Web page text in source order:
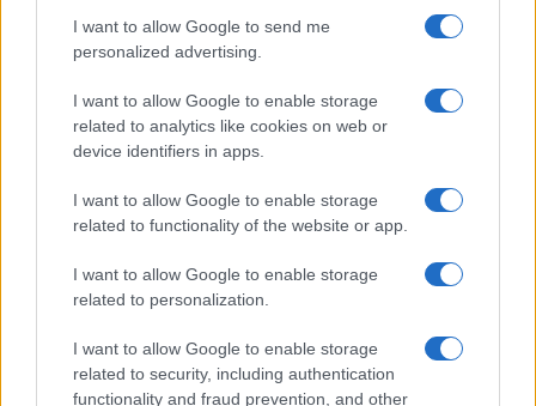
I want to allow Google to send me
personalized advertising.
I want to allow Google to enable storage
related to analytics like cookies on web or
device identifiers in apps.
I want to allow Google to enable storage
related to functionality of the website or app.
I want to allow Google to enable storage
related to personalization.
I want to allow Google to enable storage
related to security, including authentication
functionality and fraud prevention, and other